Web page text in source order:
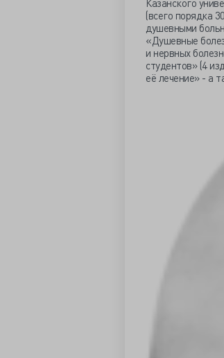
Казанского
(всего порядка
душевными
«Душевные
и нервных
студентов» (4
её лечение» - а